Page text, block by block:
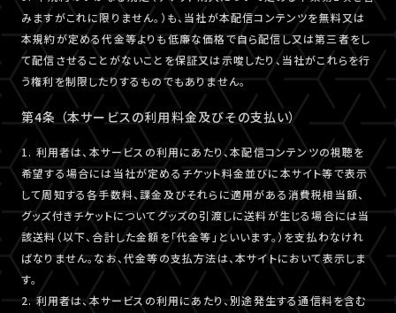
みますがこれに限りません。）も、当社が本配信コンテンツを無料又は
本規約が定める代金等よりも低廉な価格で自ら配信し又は第三者をし
て配信させることがないことを保証又は示唆したり、当社がこれらを行
う権利を制限したりするものでもありません。
第4条 （本サービスの利用料金及びその支払い）
1. 利用者は、本サービスの利用にあたり、本配信コンテンツの視聴を
希望する場合には当社が定めるチケット料金並びに本サイト等で表示
して周知する各手数料、課金及びそれらに適用がある消費税相当額、
グッズ付きチケットについてグッズの引渡しに送料が生じる場合には当
該送料（以下、合計した金額を「代金等」といいます。）を支払わなけれ
ばなりません。なお、代金等の支払方法は、本サイトにおいて表示しま
す。
2. 利用者は、本サービスの利用にあたり、別途発生する通信料を含む